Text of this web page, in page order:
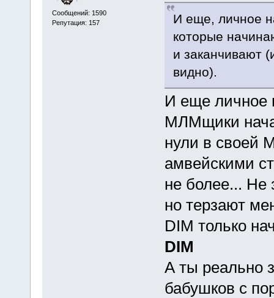
Сообщений: 1590
Репутация: 157
И еще, личное
которые
и заканчивают
видно).
И еще личное
МЛМщики
нули в своей
амвейскими
не более... Не
но терзают
DIM только
DIM
А ты реально
бабушков с